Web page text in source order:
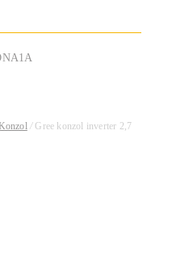
/Gree konzol inverter 2,7